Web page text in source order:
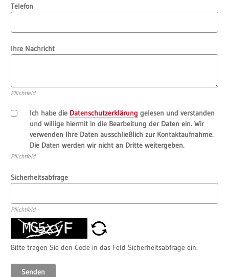
Telefon
Ihre Nachricht
Pflichtfeld
Ich habe die Datenschutzerklärung gelesen und verstanden
und willige hiermit in die Bearbeitung der Daten ein. Wir
verwenden Ihre Daten ausschließlich zur Kontaktaufnahme.
Die Daten werden wir nicht an Dritte weitergeben.
Pflichtfeld
Sicherheitsabfrage
Pflichtfeld
Bitte tragen Sie den Code in das Feld Sicherheitsabfrage ein.
Senden